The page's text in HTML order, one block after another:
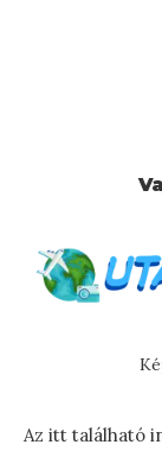
Az itt található